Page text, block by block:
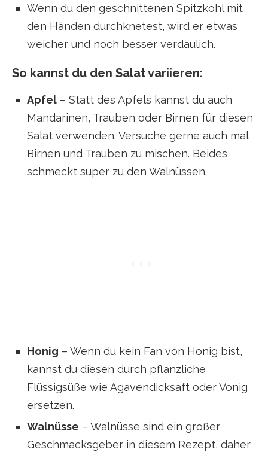
Wenn du den geschnittenen Spitzkohl mit
den Händen durchknetest, wird er etwas
weicher und noch besser verdaulich.
So kannst du den Salat variieren:
Apfel – Statt des Apfels kannst du auch
Mandarinen, Trauben oder Birnen für diesen
Salat verwenden. Versuche gerne auch mal
Birnen und Trauben zu mischen. Beides
schmeckt super zu den Walnüssen.
Honig – Wenn du kein Fan von Honig bist,
kannst du diesen durch pflanzliche
Flüssigsüße wie Agavendicksaft oder Vonig
ersetzen.
Walnüsse – Walnüsse sind ein großer
Geschmacksgeber in diesem Rezept, daher